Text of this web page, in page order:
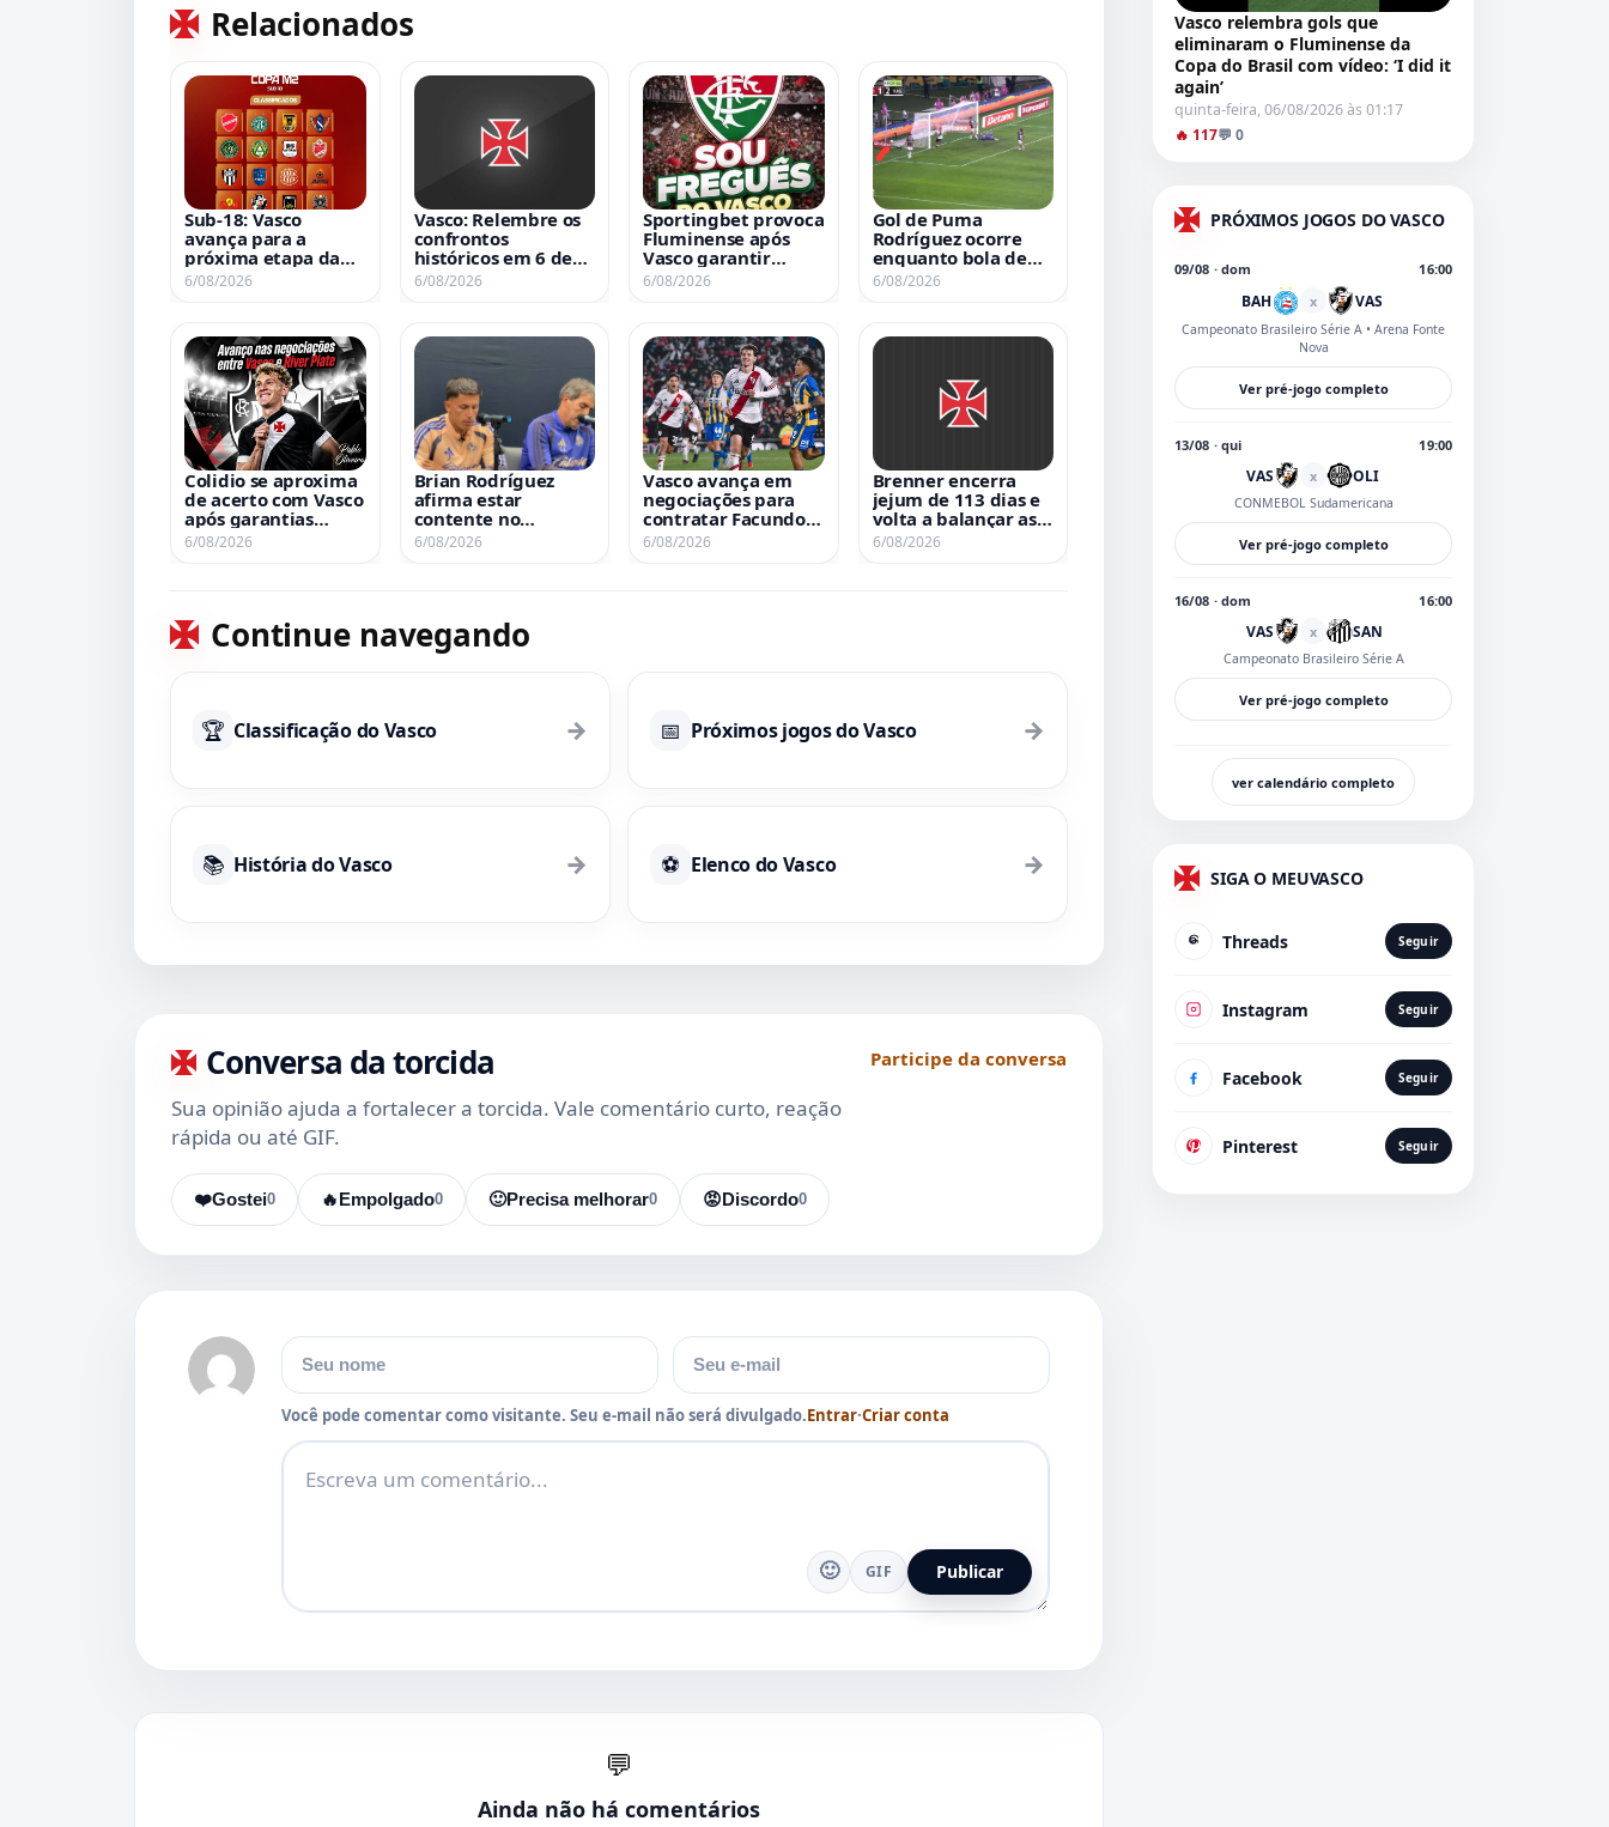
Relacionados
Sub-18: Vasco
avança para a
próxima etapa da
Copa M2
6/08/2026
Vasco: Relembre os
confrontos
históricos em 6 de
agosto
6/08/2026
Sportingbet provoca
Fluminense após
Vasco garantir
classificação
6/08/2026
Gol de Puma
Rodríguez ocorre
enquanto bola de
gol anulado de
6/08/2026
Colidio se aproxima
de acerto com Vasco
após garantias
bancárias serem
6/08/2026
Brian Rodríguez
afirma estar
contente no
América-MEX,
6/08/2026
Vasco avança em
negociações para
contratar Facundo
Colidio, revela
6/08/2026
Brenner encerra
jejum de 113 dias e
volta a balançar as
redes
6/08/2026
Continue navegando
🏆 Classificação do Vasco → 📅 Próximos jogos do Vasco →
📚 História do Vasco → ⚽ Elenco do Vasco →
Conversa da torcida
Sua opinião ajuda a fortalecer a torcida. Vale comentário curto, reação
rápida ou até GIF.
Participe da conversa
❤️ 0
Gostei 🔥 0
Empolgado 🙂 0
Precisa melhorar 😡 0
Discordo
Nome E-mail
Você pode comentar como visitante. Seu e-mail não será divulgado.Entrar·Criar conta
Comentário
🙂 GIF Publicar
💬
Ainda não há comentários
Vasco relembra gols que
eliminaram o Fluminense da
Copa do Brasil com vídeo: ‘I did it
again’
quinta-feira, 06/08/2026 às 01:17
🔥 117💬 0
PRÓXIMOS JOGOS DO VASCO
09/08 · dom 16:00
BAH x VAS
Campeonato Brasileiro Série A • Arena Fonte
Nova
Ver pré-jogo completo
13/08 · qui 19:00
VAS x OLI
CONMEBOL Sudamericana
Ver pré-jogo completo
16/08 · dom 16:00
VAS x SAN
Campeonato Brasileiro Série A
Ver pré-jogo completo
ver calendário completo
SIGA O MEUVASCO
Threads Seguir
Instagram Seguir
Facebook Seguir
Pinterest Seguir